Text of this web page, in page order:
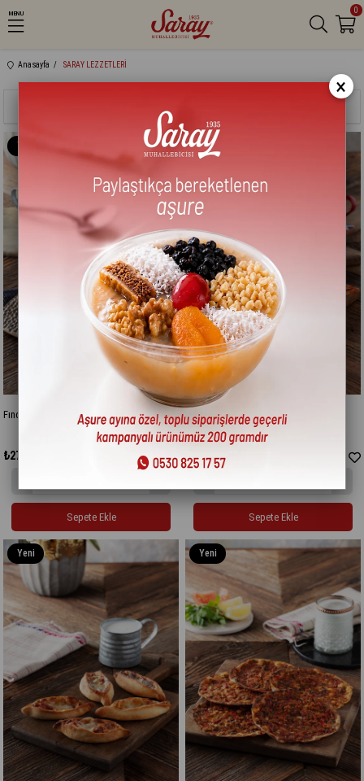
MENU 0
Anasayfa SARAY LEZZETLERİ
Fındık Mini Kıymalı Pide (5 Adet)
₺275,00
Yeni
Ürün
Sepete Ekle
Fındık Mini Kavurmalı Pide (5 Adet)
₺275,00
Yeni
Sepete Ekle
Yeni
Ürün
Yeni
Ürün
×